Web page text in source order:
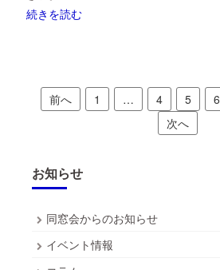
続きを読む
投
ペ
ジ
送
前へ 1 … 4 5 6
次へ
お知らせ
同窓会からのお知らせ
イベント情報